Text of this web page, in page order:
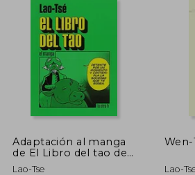
10%
dcto.
Adaptación al manga
de El Libro del tao de
Lao-tse
Lao-Tse
Wen-
Lao-